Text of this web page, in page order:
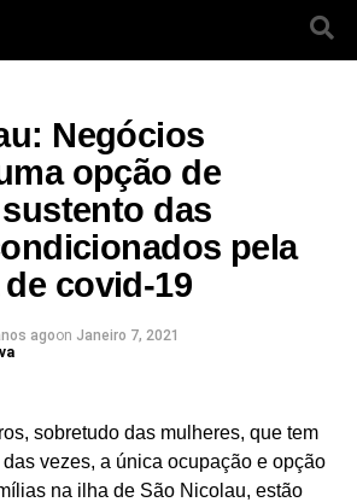
Negócios
opção de
das
pela
covid-19
agoon Janeiro 7, 2021
sobretudo das mulheres, que tem
vezes, a única ocupação e opção
na ilha de São Nicolau, estão